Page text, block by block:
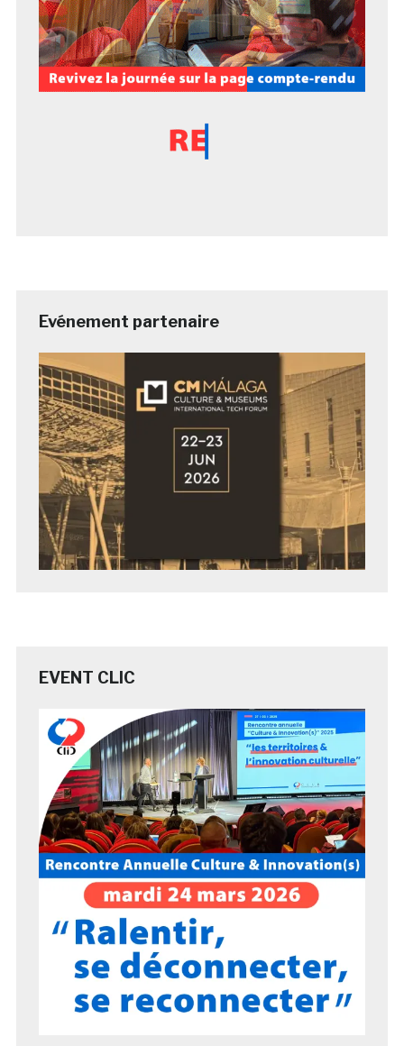
Evénement partenaire
EVENT CLIC